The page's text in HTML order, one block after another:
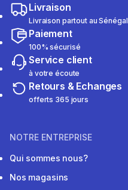
Livraison
Livraison partout au Sénégal
Paiement
100% sécurisé
Service client
à votre écoute
Retours & Echanges
offerts 365 jours
NOTRE ENTREPRISE
Qui sommes nous?
Nos magasins